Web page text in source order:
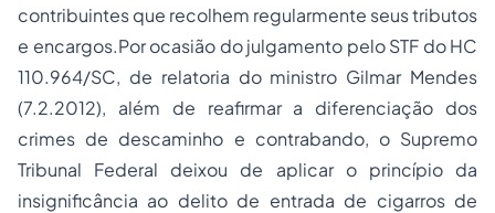
contribuintes que recolhem regularmente seus tributos
e encargos.Por ocasião do julgamento pelo STF do HC
110.964/SC, de relatoria do ministro Gilmar Mendes
(7.2.2012), além de reafirmar a diferenciação dos
crimes de descaminho e contrabando, o Supremo
Tribunal Federal deixou de aplicar o princípio da
insignificância ao delito de entrada de cigarros de